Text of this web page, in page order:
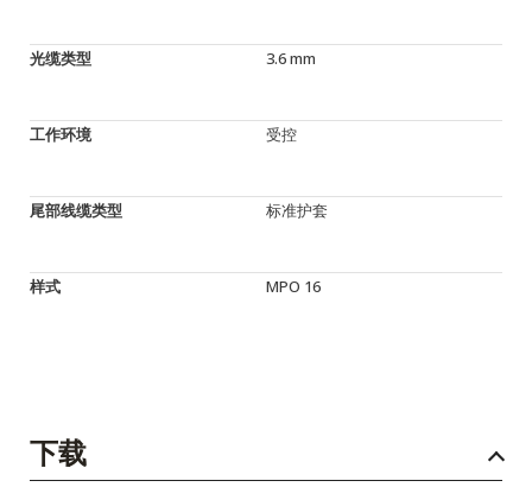
光缆类型 3.6 mm
工作环境 受控
尾部线缆类型 标准护套
样式 MPO 16
下载